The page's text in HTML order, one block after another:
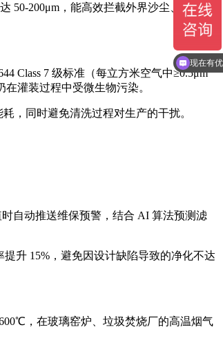
50-200μm，能高效拦截外界沙尘、花粉等
Class 7 级标准（每立方米空气中≥0.5μm
灌装过程中受微生物污染。
，同时避免清洗过程对生产的干扰。
自动推送维保预警，结合 AI 算法预测滤
升 15%，避免因设计缺陷导致的净化不达
，在玻璃窑炉、垃圾焚烧厂的高温烟气
可以介
现在有